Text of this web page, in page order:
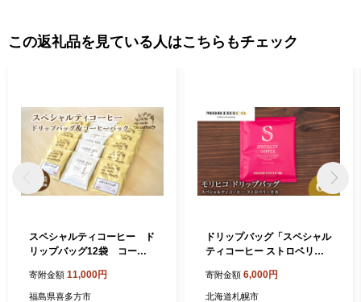
この返礼品を見ている人はこちらもチェック
スペシャルティコーヒー ド
リップバッグ12袋 コーヒ
ｇ/袋） ギフト お土産
【07208-0209】
寄附金額 11,000円
福島県喜多方市
ドリップバッグ「スペシャル
ティコーヒー ストロベリー
寄附金額 6,000円
北海道札幌市